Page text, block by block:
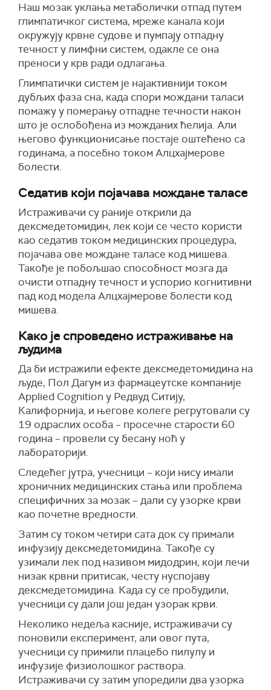
Наш мозак уклања метаболички отпад путем
глимпатичког система, мреже канала који
окружују крвне судове и пумпају отпадну
течност у лимфни систем, одакле се она
преноси у крв ради одлагања.
Глимпатички систем је најактивнији током
дубљих фаза сна, када спори мождани таласи
помажу у померању отпадне течности након
што је ослобођена из можданих ћелија. Али
његово функционисање постаје оштећено са
годинама, а посебно током Алцхајмерове
болести.
Седатив који појачава мождане таласе
Истраживачи су раније открили да
дексмедетомидин, лек који се често користи
као седатив током медицинских процедура,
појачава ове мождане таласе код мишева.
Такође је побољшао способност мозга да
очисти отпадну течност и успорио когнитивни
пад код модела Алцхајмерове болести код
мишева.
Како је спроведено истраживање на
људима
Да би истражили ефекте дексмедетомидина на
људе, Пол Дагум из фармацеутске компаније
Applied Cognition у Редвуд Ситију,
Калифорнија, и његове колеге регрутовали су
19 одраслих особа – просечне старости 60
година – провели су бесану ноћ у
лабораторији.
Следећег јутра, учесници – који нису имали
хроничних медицинских стања или проблема
специфичних за мозак – дали су узорке крви
као почетне вредности.
Затим су током четири сата док су примали
инфузију дексмедетомидина. Такође су
узимали лек под називом мидодрин, који лечи
низак крвни притисак, честу нуспојаву
дексмедетомидина. Када су се пробудили,
учесници су дали још један узорак крви.
Неколико недеља касније, истраживачи су
поновили експеримент, али овог пута,
учесници су примили плацебо пилулу и
инфузије физиолошког раствора.
Истраживачи су затим упоредили два узорка